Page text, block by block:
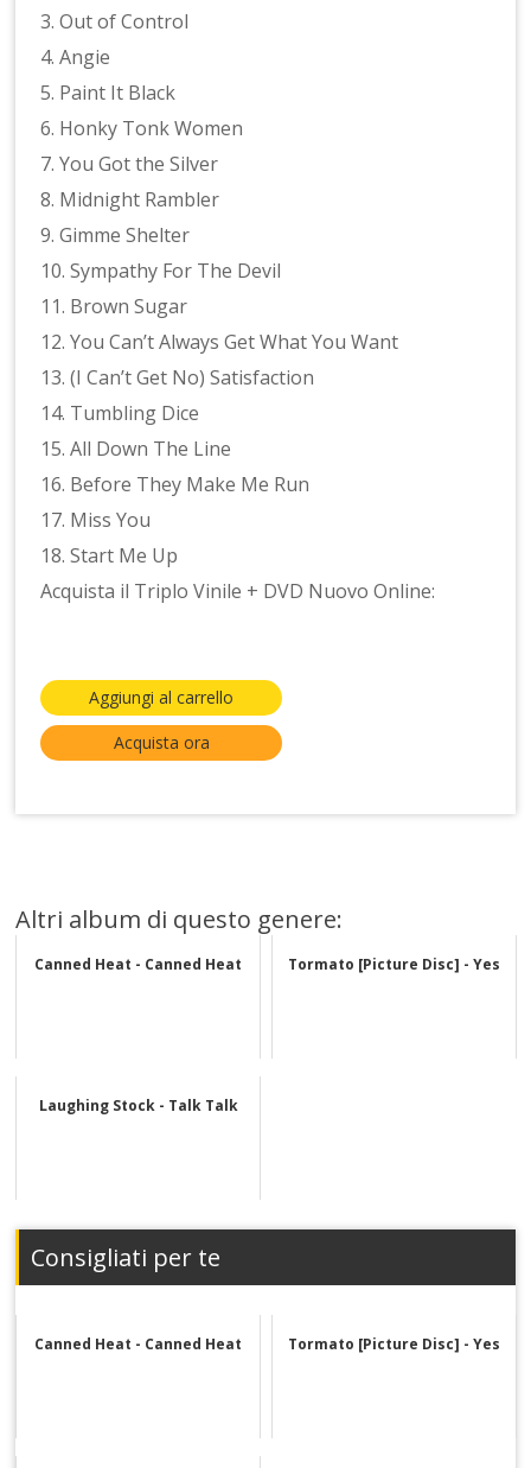
3. Out of Control
4. Angie
5. Paint It Black
6. Honky Tonk Women
7. You Got the Silver
8. Midnight Rambler
9. Gimme Shelter
10. Sympathy For The Devil
11. Brown Sugar
12. You Can’t Always Get What You Want
13. (I Can’t Get No) Satisfaction
14. Tumbling Dice
15. All Down The Line
16. Before They Make Me Run
17. Miss You
18. Start Me Up
Acquista il Triplo Vinile + DVD Nuovo Online:
Aggiungi al carrello
Acquista ora
Altri album di questo genere:
Canned Heat - Canned Heat Tormato [Picture Disc] - Yes
Laughing Stock - Talk Talk
Consigliati per te
Canned Heat - Canned Heat Tormato [Picture Disc] - Yes